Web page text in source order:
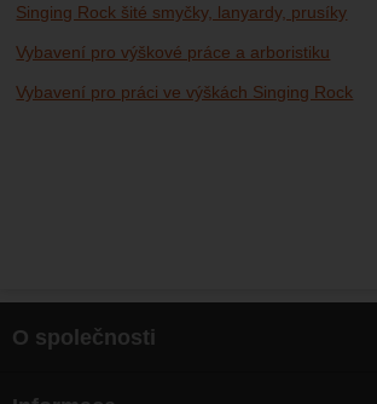
Singing Rock šité smyčky, lanyardy, prusíky
Vybavení pro výškové práce a arboristiku
Vybavení pro práci ve výškách Singing Rock
O společnosti